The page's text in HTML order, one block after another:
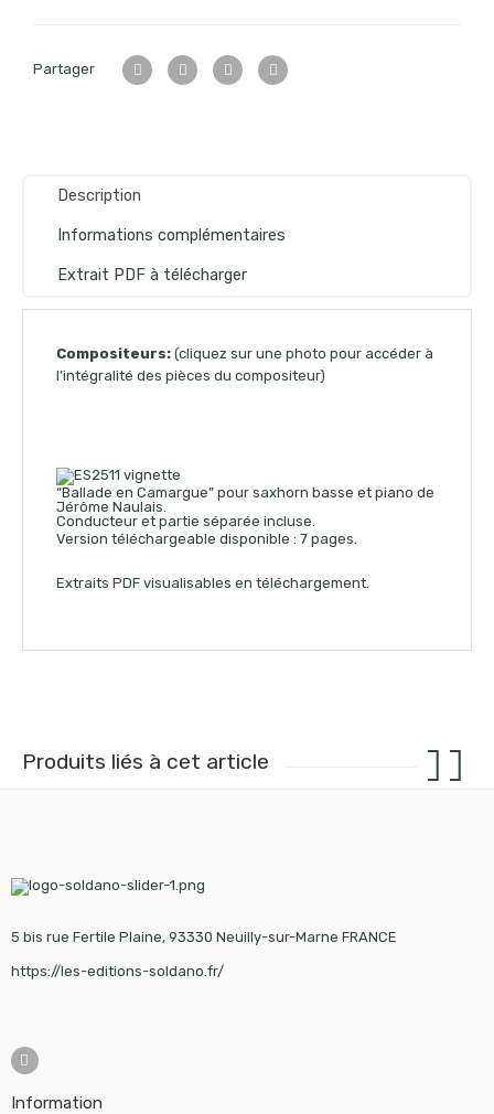
Partager
Description
Informations complémentaires
Extrait PDF à télécharger
Compositeurs: (cliquez sur une photo pour accéder à
l’intégralité des pièces du compositeur)
“Ballade en Camargue” pour saxhorn basse et piano de
Jérôme Naulais.
Conducteur et partie séparée incluse.
Version téléchargeable disponible : 7 pages.
Extraits PDF visualisables en téléchargement.
Produits liés à cet article
5 bis rue Fertile Plaine, 93330 Neuilly-sur-Marne FRANCE
https://les-editions-soldano.fr/
Information